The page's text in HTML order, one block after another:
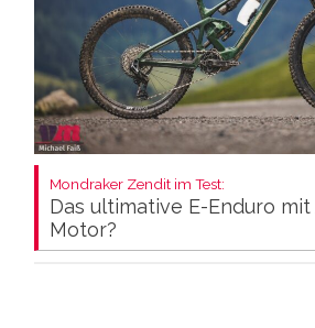
Mondraker Zendit im Test:
Das ultimative E-Enduro mit
Motor?